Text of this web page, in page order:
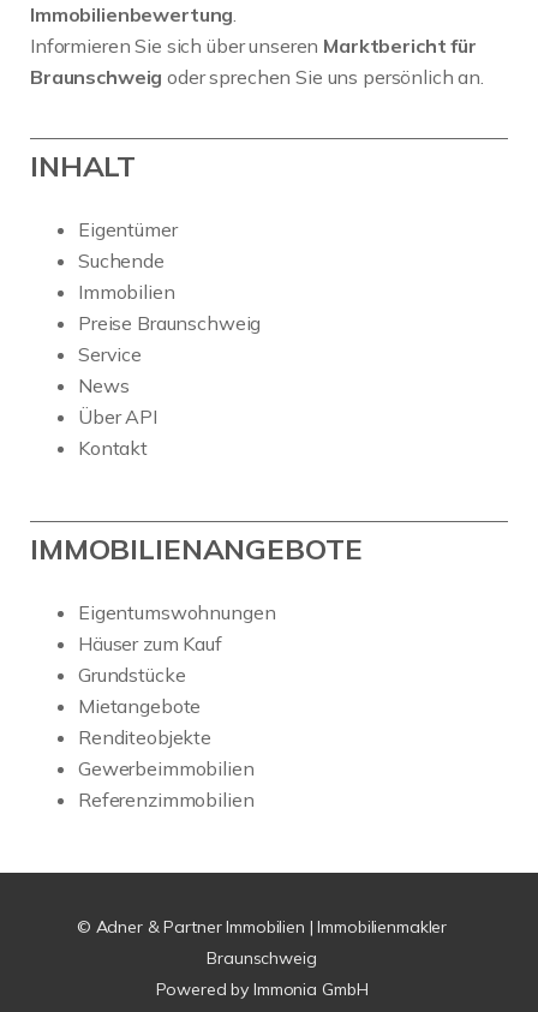
Immobilienbewertung
Informieren Sie sich über unseren Marktbericht für
Braunschweig oder sprechen Sie uns persönlich an.
INHALT
Eigentümer
Suchende
Immobilien
Preise Braunschweig
Service
News
Über API
Kontakt
IMMOBILIENANGEBOTE
Eigentumswohnungen
Häuser zum Kauf
Grundstücke
Mietangebote
Renditeobjekte
Gewerbeimmobilien
Referenzimmobilien
© Adner & Partner Immobilien | Immobilienmakler
Braunschweig
Powered by Immonia GmbH